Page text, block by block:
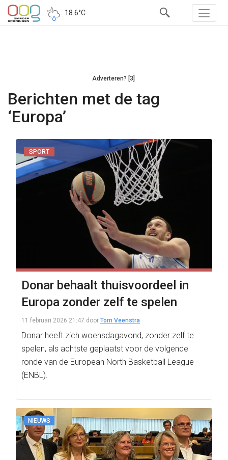
18.6°C
Adverteren? [3]
Berichten met de tag
‘Europa’
SPORT
Donar behaalt thuisvoordeel in
Europa zonder zelf te spelen
11 februari 2026 21:47 door Tom Veenstra
Donar heeft zich woensdagavond, zonder zelf te
spelen, als achtste geplaatst voor de volgende
ronde van de European North Basketball League
(ENBL).
NIEUWS